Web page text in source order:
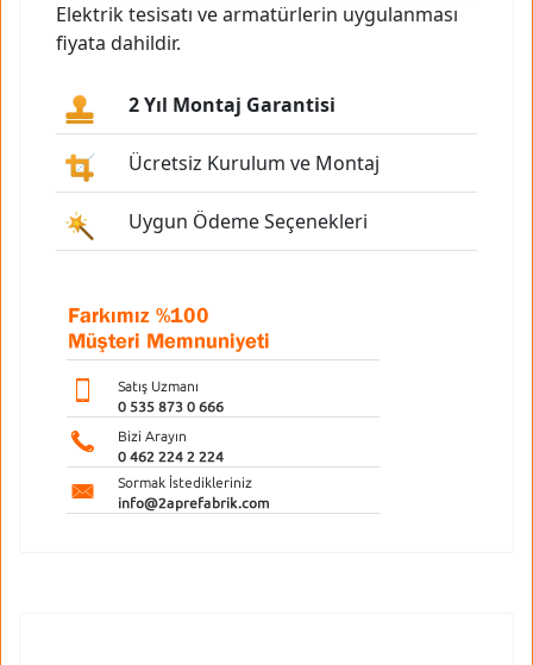
Elektrik tesisatı ve armatürlerin uygulanması
fiyata dahildir.
2 Yıl Montaj Garantisi
Ücretsiz Kurulum ve Montaj
Uygun Ödeme Seçenekleri